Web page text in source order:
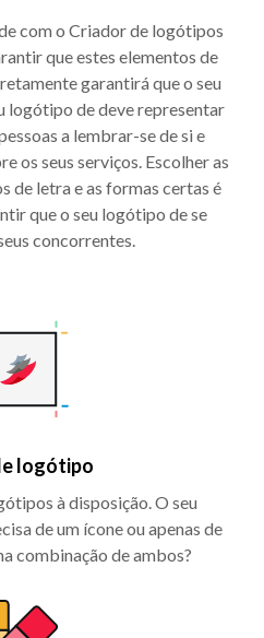
com o Criador de logótipos
que estes elementos de
garantirá que o seu
logótipo de deve representar
a lembrar-se de si e
os seus serviços. Escolher as
de letra e as formas certas é
que o seu logótipo de se
concorrentes.
logótipo
à disposição. O seu
de um ícone ou apenas de
combinação de ambos?